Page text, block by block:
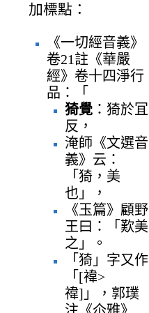
加標點：
《一切經音義》
卷21註《華嚴
經》卷十四淨行
品：「
猗覺 ：猗於冝
反，
淹師《文選音
義》云：
「猗，美
也」，
《玉篇》顧野
王曰：「歎美
之」。
「猗」字又作
「[褘>
禕]」，郭璞